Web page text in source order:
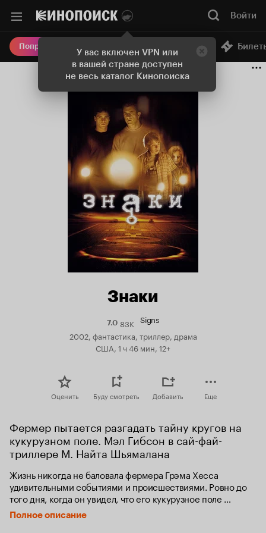
У вас включен VPN или
в вашей стране доступен
не весь каталог Кинопоиска
Войти
Попробовать Плюс Онлайн-кинотеатр
Знаки
7.0Рейтинг
83K Signs
2002, фантастика, триллер, драма
США, 1 ч 46 мин, 12+
Оценить Буду смотреть Добавить Еще
Фермер пытается разгадать тайну кругов на
кукурузном поле. Мэл Гибсон в сай-фай-
триллере М. Найта Шьямалана
Жизнь никогда не баловала фермера Грэма Хесса
удивительными событиями и происшествиями. Ровно до
того дня, когда он увидел, что его кукурузное поле
испещрено непостижимыми, гигантскими знаками из
примятых стеблей. Жители маленького городка в
Полное описание